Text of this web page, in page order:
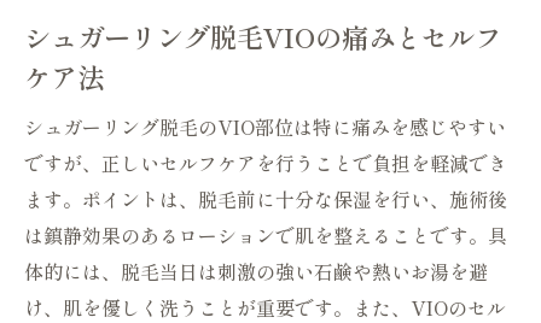
シュガーリング脱毛VIOの痛みとセルフ
ケア法
シュガーリング脱毛のVIO部位は特に痛みを感じやすい
ですが、正しいセルフケアを行うことで負担を軽減でき
ます。ポイントは、脱毛前に十分な保湿を行い、施術後
は鎮静効果のあるローションで肌を整えることです。具
体的には、脱毛当日は刺激の強い石鹸や熱いお湯を避
け、肌を優しく洗うことが重要です。また、VIOのセル